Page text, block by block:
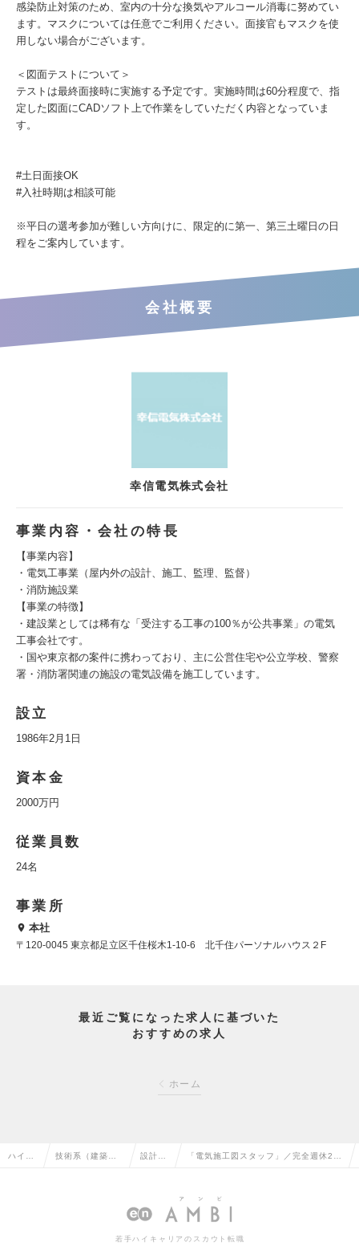
感染防止対策のため、室内の十分な換気やアルコール消毒に努めてい
ます。マスクについては任意でご利用ください。面接官もマスクを使
用しない場合がございます。
＜図面テストについて＞
テストは最終面接時に実施する予定です。実施時間は60分程度で、指
定した図面にCADソフト上で作業をしていただく内容となっていま
す。
#⼟⽇⾯接OK
#⼊社時期は相談可能
※平日の選考参加が難しい方向けに、限定的に第一、第三土曜日の日
程をご案内しています。
会社概要
幸信電気株式会社
事業内容・会社の特長
【事業内容】
・電気工事業（屋内外の設計、施工、監理、監督）
・消防施設業
【事業の特徴】
・建設業としては稀有な「受注する工事の100％が公共事業」の電気
工事会社です。
・国や東京都の案件に携わっており、主に公営住宅や公立学校、警察
署・消防署関連の施設の電気設備を施工しています。
設立
1986年2月1日
資本金
2000万円
従業員数
24名
事業所
本社
〒120-0045 東京都足立区千住桜木1-10-6 北千住パーソナルハウス２F
最近ご覧になった求人に基づいた
おすすめの求人
ホーム
ハイク 技術系（建築・ 設計
備）の
「電気施工図スタッフ」／完全週休2日
日実働7時間勤務の求人情報
若手ハイキャリアのスカウト転職